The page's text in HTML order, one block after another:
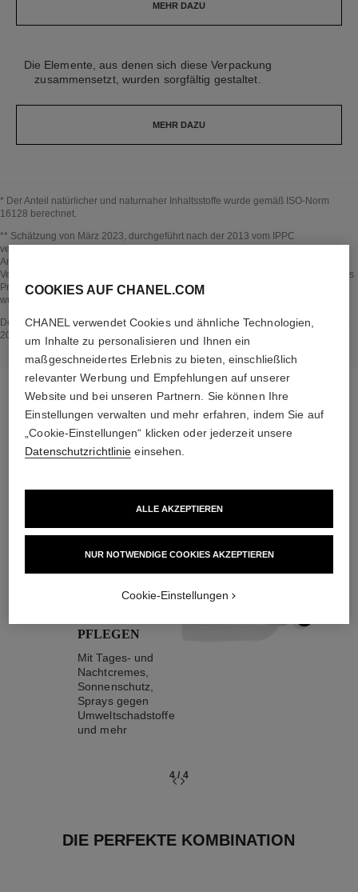
MEHR DAZU
Die Elemente, aus denen sich diese Verpackung
zusammensetzt, wurden sorgfältig gestaltet.
MEHR DAZU
* Der Anteil natürlicher und naturnaher Inhaltsstoffe wurde gemäß ISO-Norm
16128 berechnet.
Zurück zum Titel↩
** Schätzung von März 2023, durchgeführt nach der 2013 vom IPPC
veröffentlichten Methode und in Einklang mit der ISO-Norm 14067. Umfang der
Analyse: Herstellung von kosmetischen Inhaltsstoffen und
Verpackungsbestandteilen, Produktion, Vertrieb, Produktverwendung (falls für das
Produkt relevant) und Ende der Lebensdauer der Verpackung. Die Methodik
wurde von Bureau Veritas überprüft.
Zurück zum Titel↩
Der Bereich IM PRODUKT ENTHALTEN entstand auf der Grundlage von im Marz
2023 gesammelten und geprüften Informationen.
die passende routine
04
PFLEGEN
Mit Tages- und
Nachtcremes,
Sonnenschutz,
Sprays gegen
Umweltschadstoffe
und mehr
4/4
DIE PERFEKTE KOMBINATION
COOKIES AUF CHANEL.COM
CHANEL verwendet Cookies und ähnliche Technologien,
um Inhalte zu personalisieren und Ihnen ein
maßgeschneidertes Erlebnis zu bieten, einschließlich
relevanter Werbung und Empfehlungen auf unserer
Website und bei unseren Partnern. Sie können Ihre
Einstellungen verwalten und mehr erfahren, indem Sie auf
„Cookie-Einstellungen“ klicken oder jederzeit unsere
Datenschutzrichtlinie einsehen.
NUR NOTWENDIGE COOKIES AKZEPTIEREN
ALLE AKZEPTIEREN
Cookie-Einstellungen